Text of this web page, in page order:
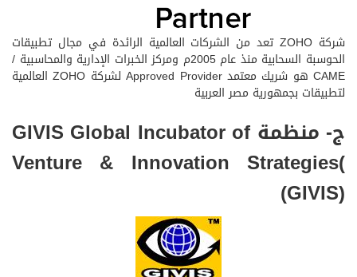
شركة ZOHO تعد من الشركات العالمية الرائدة في مجال تطبيقات
الحوسبة السحابية منذ عام 2005م ومركز الخبرات الإدارية والمحاسبية /
CAME هو شريك معتمد Approved Provider لشركة ZOHO العالمية
لتطبيقات بجمهورية مصر العربية
ج- منظمة GIVIS Global Incubator of
Venture & Innovation Strategies(
(GIVIS)